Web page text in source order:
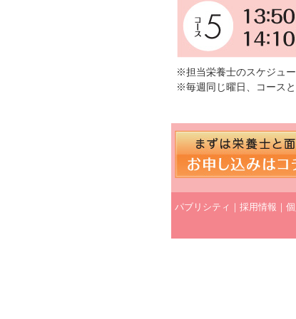
※担当栄養士のスケジュ
※毎週同じ曜日、コースと
パブリシティ ｜ 採用情報 ｜